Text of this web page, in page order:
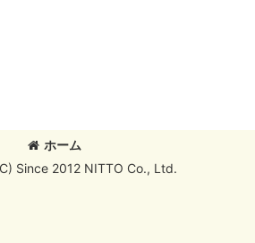
ホーム
Since 2012 NITTO Co., Ltd.